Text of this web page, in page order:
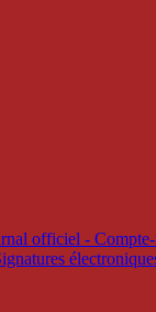
officiel -